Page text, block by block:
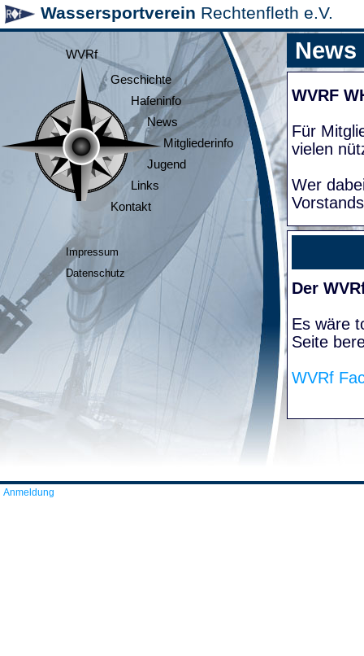
Wassersportverein Rechtenfleth e.V.
WVRf
Geschichte
Hafeninfo
News
Mitgliederinfo
Jugend
Links
Kontakt
Impressum
Datenschutz
News
WVRF
Für
vielen
Wer
Der
Es wäre
Seite
WVRf
Anmeldung